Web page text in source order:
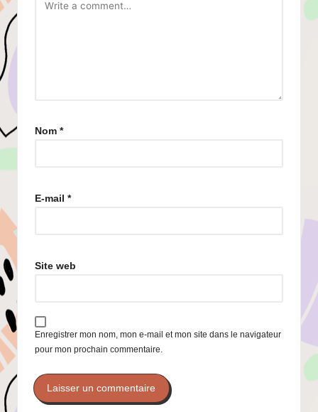
Nom *
E-mail *
Site web
Enregistrer mon nom, mon e-mail et mon site dans le navigateur
pour mon prochain commentaire.